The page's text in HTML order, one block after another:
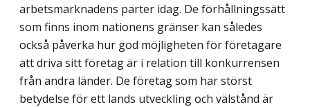
arbetsmarknadens parter idag. De förhållningssätt
som finns inom nationens gränser kan således
också påverka hur god möjligheten för företagare
att driva sitt företag är i relation till konkurrensen
från andra länder. De företag som har störst
betydelse för ett lands utveckling och välstånd är